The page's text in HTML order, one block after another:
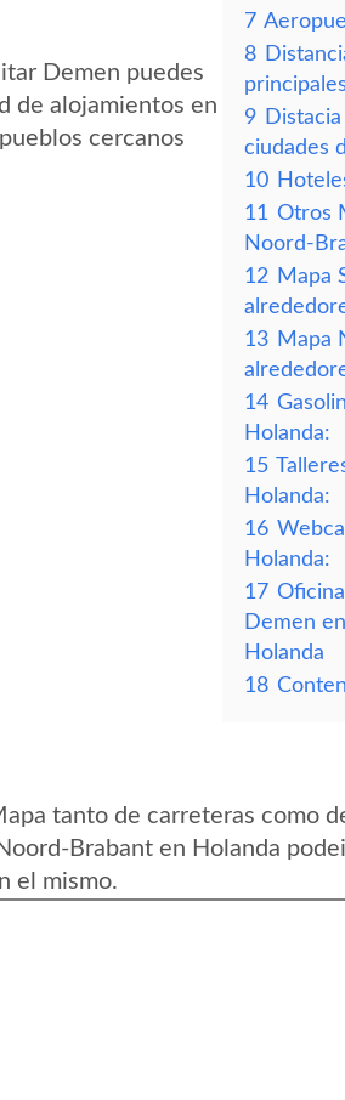
Demen puedes
de alojamientos en
cercanos
7
8
9
ciudades
10
11 Otros
Noord-
12 Mapa
13 Mapa
14
Holanda:
15
Holanda:
16
Holanda:
17
Demen
Holanda
18
tanto de carreteras como
Brabant en Holanda
el mismo.